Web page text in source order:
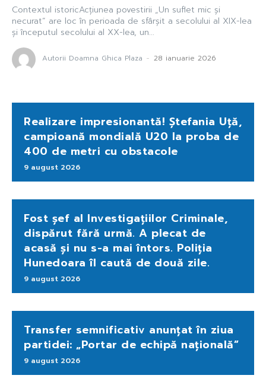
Contextul istoricAcțiunea povestirii „Un suflet mic și
necurat” are loc în perioada de sfârșit a secolului al XIX-lea
și începutul secolului al XX-lea, un...
Autorii Doamna Ghica Plaza - 28 ianuarie 2026
Realizare impresionantă! Ștefania Uță,
campioană mondială U20 la proba de
400 de metri cu obstacole
9 august 2026
Fost șef al Investigațiilor Criminale,
dispărut fără urmă. A plecat de
acasă și nu s-a mai întors. Poliția
Hunedoara îl caută de două zile.
9 august 2026
Transfer semnificativ anunțat în ziua
partidei: „Portar de echipă națională”
9 august 2026